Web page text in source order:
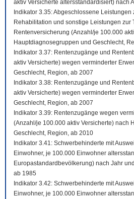
aktiv Versicherte altersstandardisiert) nach
Indikator 3.35: Abgeschlossene Leistungen
Rehabilitation und sonstige Leistungen zur
Rentenversicherung (Anzahl/je 100.000
Hauptdiagnosegruppen und Geschlecht,
Indikator 3.37: Rentenzugänge und
aktiv Versicherte) wegen verminderter
Geschlecht, Region, ab 2007
Indikator 3.38: Rentenzugänge und
aktiv Versicherte) wegen verminderter
Geschlecht, Region, ab 2007
Indikator 3.39: Rentenzugänge wegen
(Anzahl/je 100.000 aktiv Versicherte) nach
Geschlecht, Region, ab 2010
Indikator 3.41: Schwerbehinderte mit
Einwohner, je 100.000 Einwohner
Europastandardbevölkerung) nach Jahr
ab 1985
Indikator 3.42: Schwerbehinderte mit
Einwohner, je 100.000 Einwohner